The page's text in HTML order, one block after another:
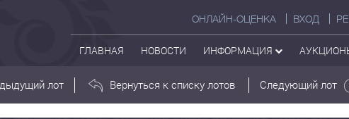
ОНЛАЙН-ОЦЕНКА ВХОД
ГЛАВНАЯ НОВОСТИ ИНФОРМАЦИЯ
лот Вернуться к списку лотов Следующий лот